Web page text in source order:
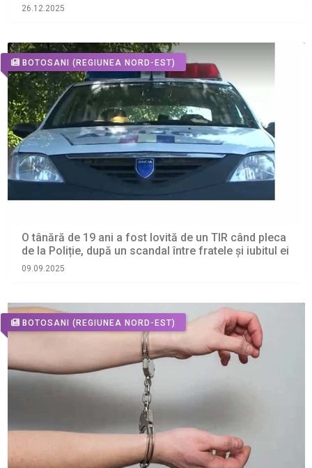
26.12.2025
BOTOSANI (REGIUNEA NORD-EST)
O tânără de 19 ani a fost lovită de un TIR când pleca
de la Poliție, după un scandal între fratele și iubitul ei
09.09.2025
BOTOSANI (REGIUNEA NORD-EST)